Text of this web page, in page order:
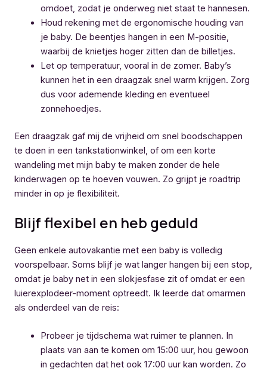
omdoet, zodat je onderweg niet staat te hannesen.
Houd rekening met de ergonomische houding van
je baby. De beentjes hangen in een M-positie,
waarbij de knietjes hoger zitten dan de billetjes.
Let op temperatuur, vooral in de zomer. Baby’s
kunnen het in een draagzak snel warm krijgen. Zorg
dus voor ademende kleding en eventueel
zonnehoedjes.
Een draagzak gaf mij de vrijheid om snel boodschappen
te doen in een tankstationwinkel, of om een korte
wandeling met mijn baby te maken zonder de hele
kinderwagen op te hoeven vouwen. Zo grijpt je roadtrip
minder in op je flexibiliteit.
Blijf flexibel en heb geduld
Geen enkele autovakantie met een baby is volledig
voorspelbaar. Soms blijf je wat langer hangen bij een stop,
omdat je baby net in een slokjesfase zit of omdat er een
luierexplodeer-moment optreedt. Ik leerde dat omarmen
als onderdeel van de reis:
Probeer je tijdschema wat ruimer te plannen. In
plaats van aan te komen om 15:00 uur, hou gewoon
in gedachten dat het ook 17:00 uur kan worden. Zo